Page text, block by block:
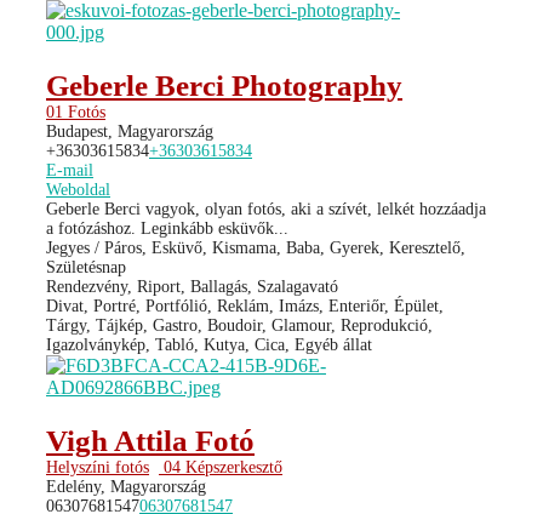
Geberle Berci Photography
01 Fotós
Budapest, Magyarország
+36303615834+36303615834
E-mail
Weboldal
Geberle Berci vagyok, olyan fotós, aki a szívét, lelkét hozzáadja
a fotózáshoz. Leginkább esküvők...
Jegyes / Páros, Esküvő, Kismama, Baba, Gyerek, Keresztelő,
Születésnap
Rendezvény, Riport, Ballagás, Szalagavató
Divat, Portré, Portfólió, Reklám, Imázs, Enteriőr, Épület,
Tárgy, Tájkép, Gastro, Boudoir, Glamour, Reprodukció,
Igazolványkép, Tabló, Kutya, Cica, Egyéb állat
Vigh Attila Fotó
Helyszíni fotós
04 Képszerkesztő
Edelény, Magyarország
0630768154706307681547